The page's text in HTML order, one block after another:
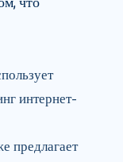
интернет-
предлагает